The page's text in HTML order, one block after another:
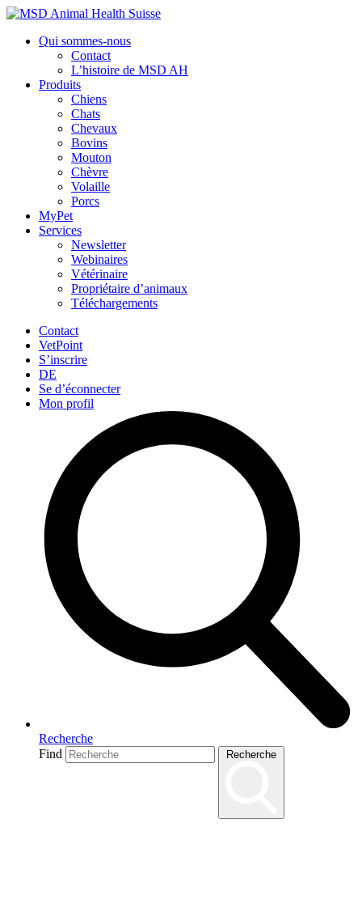
Qui sommes-nous
Contact
L’histoire de MSD AH
Produits
Chiens
Chats
Chevaux
Bovins
Mouton
Chèvre
Volaille
Porcs
MyPet
Services
Newsletter
Webinaires
Vétérinaire
Propriétaire d’animaux
Téléchargements
Contact
VetPoint
S’inscrire
DE
Se d’éconnecter
Mon profil
Recherche
Find
Recherche